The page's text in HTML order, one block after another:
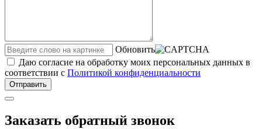
Обновить
Даю согласие на обработку моих персональных данных в
соответствии с Политикой конфиденциальности
Отправить
Заказать обратный звонок